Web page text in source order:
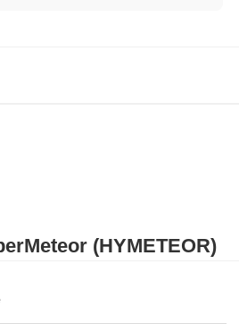
(HYMETEOR)
ha guadagnato